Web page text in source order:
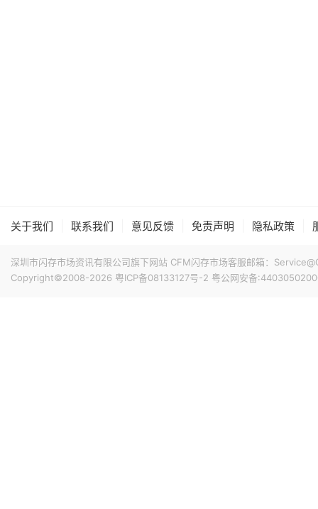
关于我们 联系我们 意见反馈 免责声明 隐私政策
深圳市闪存市场资讯有限公司旗下网站 CFM闪存市场客服邮箱：
Copyright©2008-2026 粤ICP备08133127号-2 粤公网安备